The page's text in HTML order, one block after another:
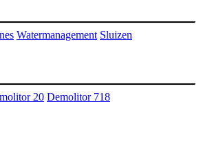
Watermanagement Sluizen
20 Demolitor 718